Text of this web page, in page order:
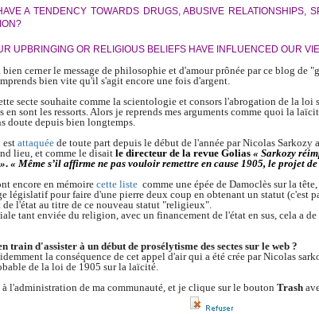
A TENDENCY TOWARDS DRUGS, ABUSIVE RELATIONSHIPS,
UPBRINGING OR RELIGIOUS BELIEFS HAVE INFLUENCED OUR
bien cerner le message de philosophie et d'amour prônée par ce blog de
bien vite qu'il s'agit encore une fois d'argent.
sectesouhaite comme la scientologie et consors l'abrogation de la loi
en sont les ressorts. Alors je reprends mes arguments comme quoi la
doute depuis bien longtemps.
est attaquée de toute part depuis le début de l'année par Nicolas Sarkozy
lieu, et comme le disait le directeur de la revue Golias « Sarkozy
. « Même s’il affirme ne pas vouloir remettre en cause 1905, le projet
encore en mémoire cette liste comme une épée de Damoclès sur la
législatif pour faire d'une pierre deux coup en obtenant un statut (c'est
de l'état au titre de ce nouveau statut "religieux".
tant enviée du religion, avec un financement de l'état en sus, cela a
train d'assister à un début de prosélytisme des sectes sur le web ?
la conséquence de cet appel d'air qui a été crée par Nicolas
de la loi de 1905 sur la laïcité.
à l'administration de ma communauté, et je clique sur le bouton Trash